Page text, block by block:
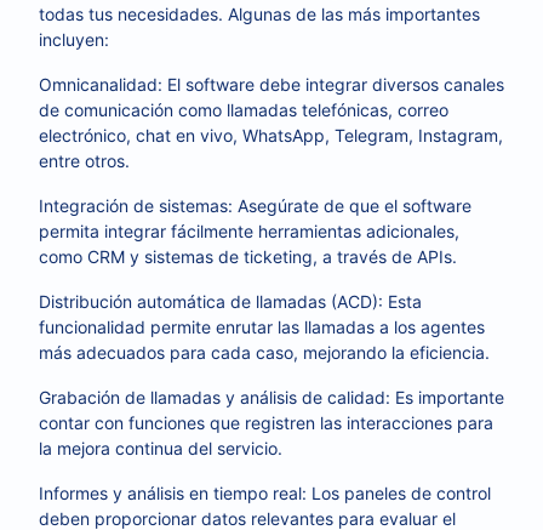
todas tus necesidades. Algunas de las más importantes
incluyen:
Omnicanalidad: El software debe integrar diversos canales
de comunicación como llamadas telefónicas, correo
electrónico, chat en vivo, WhatsApp, Telegram, Instagram,
entre otros.
Integración de sistemas: Asegúrate de que el software
permita integrar fácilmente herramientas adicionales,
como CRM y sistemas de ticketing, a través de APIs.
Distribución automática de llamadas (ACD): Esta
funcionalidad permite enrutar las llamadas a los agentes
más adecuados para cada caso, mejorando la eficiencia.
Grabación de llamadas y análisis de calidad: Es importante
contar con funciones que registren las interacciones para
la mejora continua del servicio.
Informes y análisis en tiempo real: Los paneles de control
deben proporcionar datos relevantes para evaluar el